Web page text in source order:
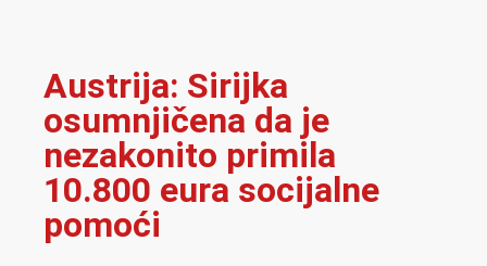
Austrija: Sirijka
osumnjičena da je
nezakonito primila
10.800 eura socijalne
pomoći